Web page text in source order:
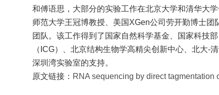
和傅语思，大部分的实验工作在北京大学和清华大
师范大学王冠博教授、美国XGen公司劳开勤博士
团队。该工作得到了国家自然科学基金、国家科技
（ICG）、北京结构生物学高精尖创新中心、北大-
深圳湾实验室的支持。
原文链接： RNA sequencing by direct tagmentation